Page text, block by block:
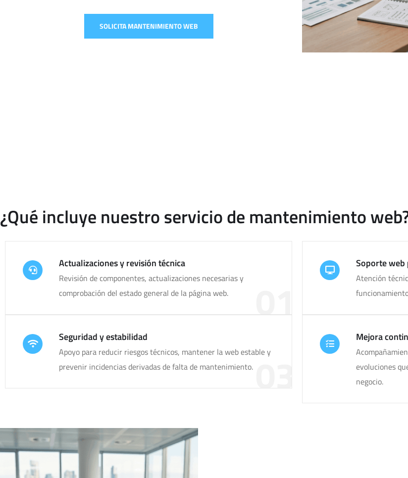
SOLICITA MANTENIMIENTO WEB
¿Qué incluye nuestro servicio de mantenimiento
01
Actualizaciones y revisión técnica
Revisión de componentes, actualizaciones necesarias y
comprobación del estado general de la página web.
Soporte web
Atención
03
Seguridad y estabilidad
Apoyo para reducir riesgos técnicos, mantener la web estable y
prevenir incidencias derivadas de falta de mantenimiento.
Mejora
evoluciones
negocio.